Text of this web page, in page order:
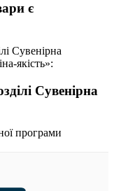
є
Сувенірна
якість»:
Сувенірна
програми